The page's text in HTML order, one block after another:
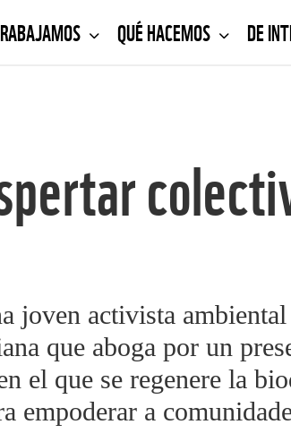
QUÉ HACEMOS DE
joven activista ambiental
que aboga por un
el que se regenere la
empoderar a